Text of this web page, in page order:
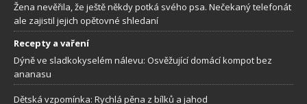
Žena nevěřila, že ještě někdy potká svého psa. Nečekaný telefonát
ale zajistil jejich opětovné shledaní
Recepty a vaření
Dýně ve sladkokyselém nálevu: Osvěžující domácí kompot bez
ananasu
Dětská vzpomínka: Rychlá pěna z bílků a jahod